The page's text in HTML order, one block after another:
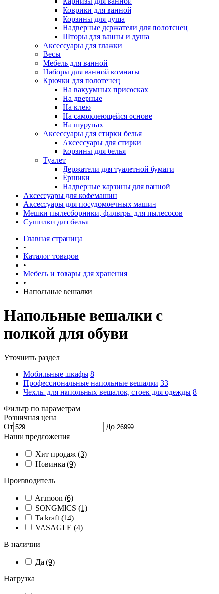
Коврики для ванной
Корзины для душа
Надверные держатели для полотенец
Шторы для ванны и душа
Аксессуары для глажки
Весы
Мебель для ванной
Наборы для ванной комнаты
Крючки для полотенец
На вакуумных присосках
На дверные
На клею
На самоклеющейся основе
На шурупах
Аксессуары для стирки белья
Аксессуары для стирки
Корзины для белья
Туалет
Держатели для туалетной бумаги
Ёршики
Надверные карзины для ванной
Аксессуары для кофемашин
Аксессуары для посудомоечных машин
Мешки пылесборники, фильтры для пылесосов
Сушилки для белья
Главная страница
•
Каталог товаров
•
Мебель и товары для хранения
•
Напольные вешалки
Напольные вешалки с
полкой для обуви
Уточнить раздел
Мобильные шкафы 8
Профессиональные напольные вешалки 33
Чехлы для напольных вешалок, стоек для одежды 8
Фильтр по параметрам
Розничная цена
От
До
Наши предложения
Хит продаж (3)
Новинка (9)
Производитель
Artmoon (6)
SONGMICS (1)
Tatkraft (14)
VASAGLE (4)
В наличии
Да (9)
Нагрузка